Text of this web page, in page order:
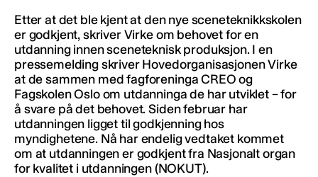
Etter at det ble kjent at den nye sceneteknikkskolen
er godkjent, skriver Virke om behovet for en
utdanning innen sceneteknisk produksjon. I en
pressemelding skriver Hovedorganisasjonen Virke
at de sammen med fagforeninga CREO og
Fagskolen Oslo om utdanninga de har utviklet – for
å svare på det behovet. Siden februar har
utdanningen ligget til godkjenning hos
myndighetene. Nå har endelig vedtaket kommet
om at utdanningen er godkjent fra Nasjonalt organ
for kvalitet i utdanningen (NOKUT).